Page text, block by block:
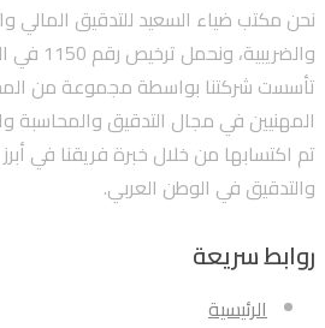
نحن مكتب ضياء السعيد للتدقيق المالي
تأسست شركتنا بواسطة مجموعة من
المهنيين في مجال التدقيق والمحاسبة
تم اكتسابها من خلال خبرة فريقنا في
والتدقيق في الوطن العربي.
روابط سريعة
الرئيسية